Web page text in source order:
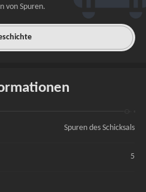
von Spuren.
Spuren des Schicksals
5